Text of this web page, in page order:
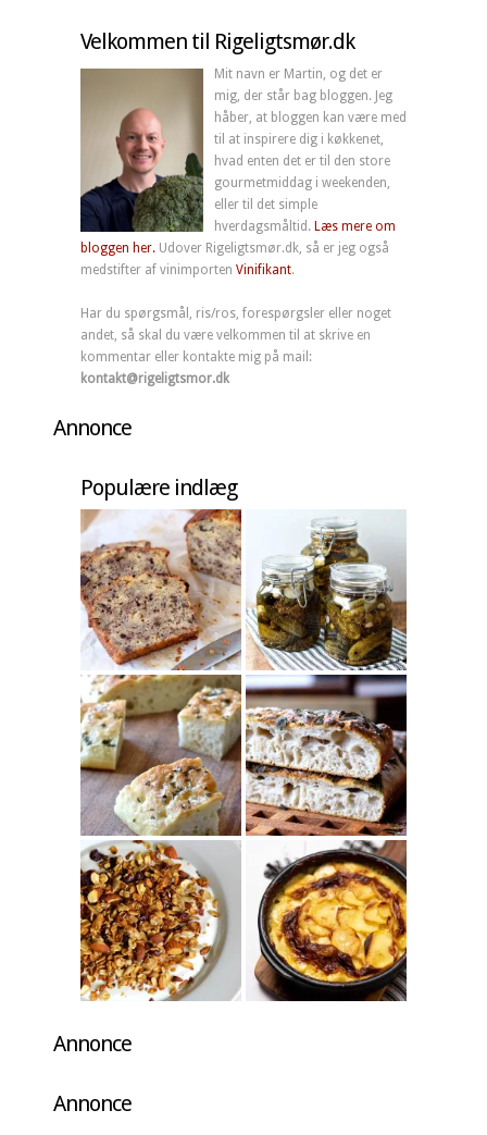
Velkommen til Rigeligtsmør.dk
Mit navn er Martin, og det er
mig, der står bag bloggen. Jeg
håber, at bloggen kan være med
til at inspirere dig i køkkenet,
hvad enten det er til den store
gourmetmiddag i weekenden,
eller til det simple
hverdagsmåltid. Læs mere om
bloggen her. Udover Rigeligtsmør.dk, så er jeg også
medstifter af vinimporten Vinifikant.
Har du spørgsmål, ris/ros, forespørgsler eller noget
andet, så skal du være velkommen til at skrive en
kommentar eller kontakte mig på mail:
kontakt@rigeligtsmor.dk
Annonce
Populære indlæg
Annonce
Annonce